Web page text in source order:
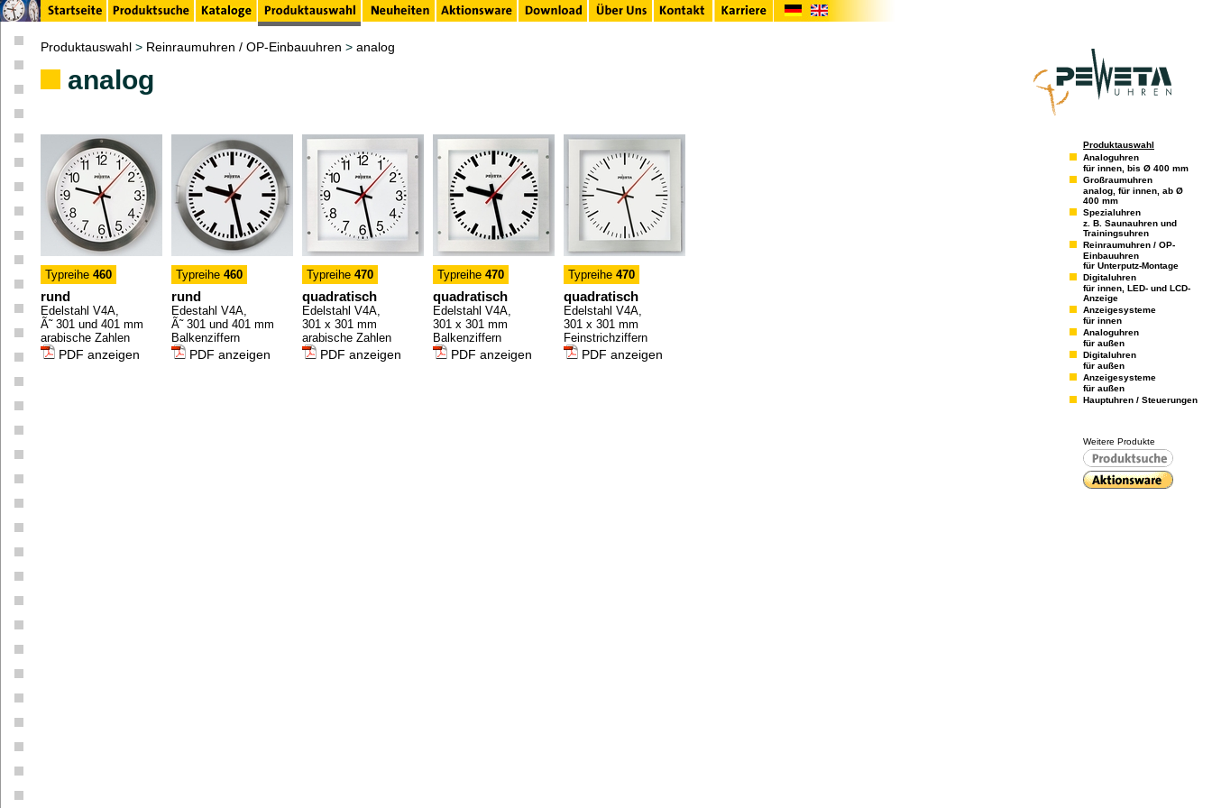
Produktauswahl > Reinraumuhren / OP-Einbauuhren > analog
analog
Produktauswahl
Analoguhren
für innen, bis Ø 400 mm
Großraumuhren
analog, für innen, ab Ø
400 mm
Spezialuhren
z. B. Saunauhren und
Trainingsuhren
Reinraumuhren / OP-
Einbauuhren
für Unterputz-Montage
Digitaluhren
für innen, LED- und LCD-
Anzeige
Anzeigesysteme
für innen
Analoguhren
für außen
Digitaluhren
für außen
Anzeigesysteme
für außen
Hauptuhren / Steuerungen
Weitere Produkte
Typreihe 460
rund
Edelstahl V4A,
Ã˜ 301 und 401 mm
arabische Zahlen
PDF anzeigen
Typreihe 460
rund
Edestahl V4A,
Ã˜ 301 und 401 mm
Balkenziffern
PDF anzeigen
Typreihe 470
quadratisch
Edelstahl V4A,
301 x 301 mm
arabische Zahlen
PDF anzeigen
Typreihe 470
quadratisch
Edelstahl V4A,
301 x 301 mm
Balkenziffern
PDF anzeigen
Typreihe 470
quadratisch
Edelstahl V4A,
301 x 301 mm
Feinstrichziffern
PDF anzeigen